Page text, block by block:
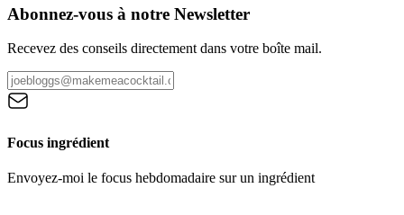
Abonnez-vous à notre Newsletter
Recevez des conseils directement dans votre boîte mail.
Focus ingrédient
Envoyez-moi le focus hebdomadaire sur un ingrédient